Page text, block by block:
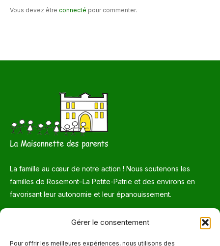
Gérer le consentement
Pour offrir les meilleures expériences, nous utilisons des
Vous devez être connecté pour commenter.
La famille au cœur de notre action ! Nous soutenons les
familles de Rosemont–La Petite-Patrie et des environs en
favorisant leur autonomie et leur épanouissement.